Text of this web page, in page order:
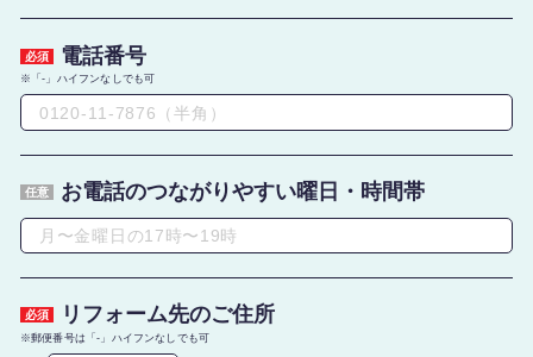
必須 電話番号
「-」ハイフンなしでも可
任意 お電話のつながりやすい曜日・時間帯
必須 リフォーム先のご住所
郵便番号は「-」ハイフンなしでも可